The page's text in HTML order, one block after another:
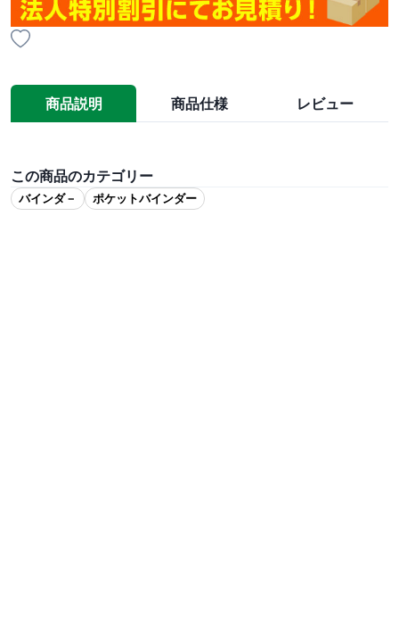
商品説明 商品仕様 レビュー
この商品のカテゴリー
バインダ－ ポケットバインダー